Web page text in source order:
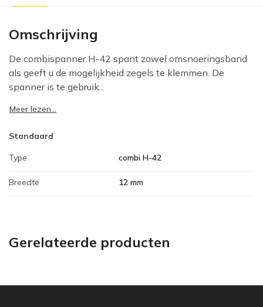
Omschrijving
De combispanner H-42 spant zowel omsnoeringsband
als geeft u de mogelijkheid zegels te klemmen. De
spanner is te gebruik...
Meer lezen...
Standaard
Type combi H-42
Breedte 12 mm
Gerelateerde producten